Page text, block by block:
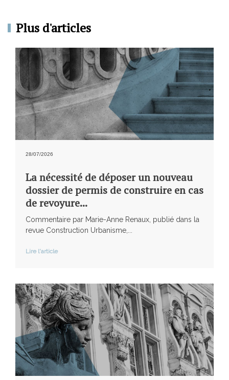
Plus d'articles
28/07/2026
La nécessité de déposer un nouveau
dossier de permis de construire en cas
de revoyure...
Commentaire par Marie-Anne Renaux, publié dans la
revue Construction Urbanisme,...
Lire l'article